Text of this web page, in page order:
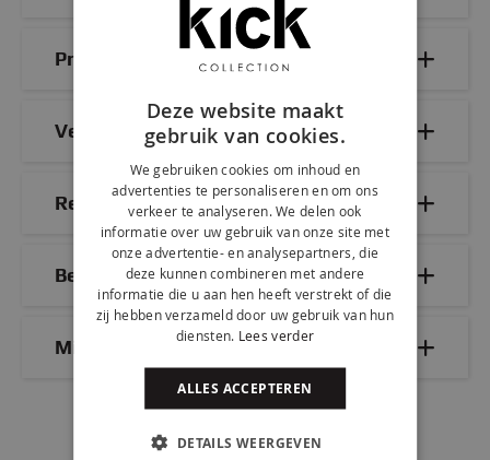
Productdetails
Veelgestelde vragen
Reviews
Bezorg- & retourinformatie
Mix & Match
Deze website maakt
gebruik van cookies.
We gebruiken cookies om inhoud en
advertenties te personaliseren en om ons
verkeer te analyseren. We delen ook
informatie over uw gebruik van onze site met
onze advertentie- en analysepartners, die
deze kunnen combineren met andere
informatie die u aan hen heeft verstrekt of die
zij hebben verzameld door uw gebruik van hun
diensten. Lees verder
ALLES ACCEPTEREN
DETAILS WEERGEVEN